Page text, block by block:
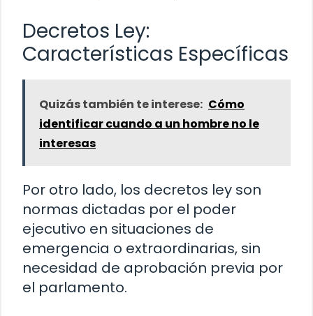
Decretos Ley:
Características Específicas
Quizás también te interese: Cómo
identificar cuando a un hombre no le
interesas
Por otro lado, los decretos ley son
normas dictadas por el poder
ejecutivo en situaciones de
emergencia o extraordinarias, sin
necesidad de aprobación previa por
el parlamento.